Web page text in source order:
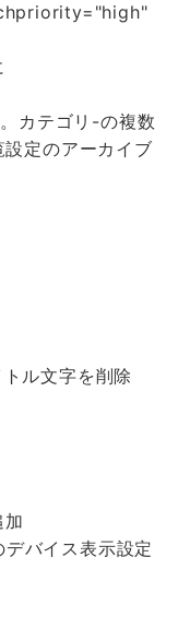
カテゴリ-の複数
定のアーカイブ
ル文字を削除
バイス表示設定